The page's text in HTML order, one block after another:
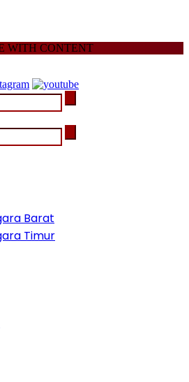
WITH CONTENT
Barat
Timur